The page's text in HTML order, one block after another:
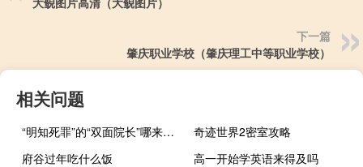
下一篇
肇庆职业学校（肇庆理工中等职业学校）
相关问题
“明知死罪”的“双面院长”哪来的胆子？ 到底什么情况呢
奇迹世界2密室攻略
府谷过年吃什么饭
高一开始学英语来得及吗